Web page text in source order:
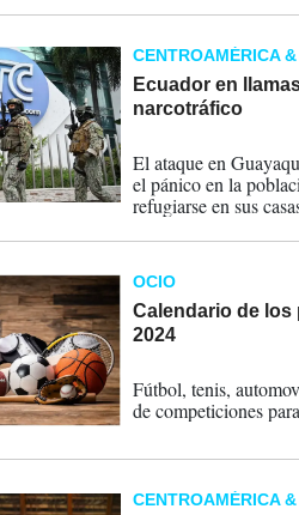
CENTROAMÉRICA
Ecuador en
narcotráfico
El ataque en
el pánico en la
refugiarse en sus
OCIO
Calendario de
2024
Fútbol, tenis,
de competiciones
CENTROAMÉRICA